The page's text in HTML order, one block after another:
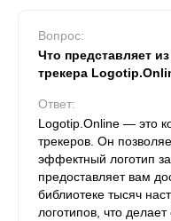
Вопрос:
Что представляет
трекера
Ответ:
Logotip.Online — это
трекеров. Он
эффектный логотип
предоставляет вам
библиотеке тысяч
логотипов, что